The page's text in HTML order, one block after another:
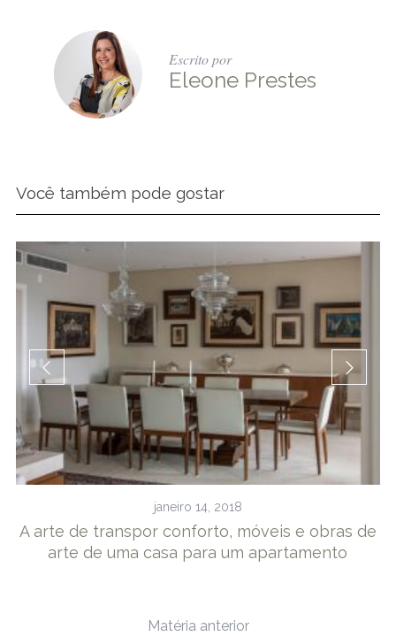
Escrito por
Eleone Prestes
Você também pode gostar
janeiro 14, 2018
A arte de transpor conforto, móveis e obras de
arte de uma casa para um apartamento
Matéria anterior